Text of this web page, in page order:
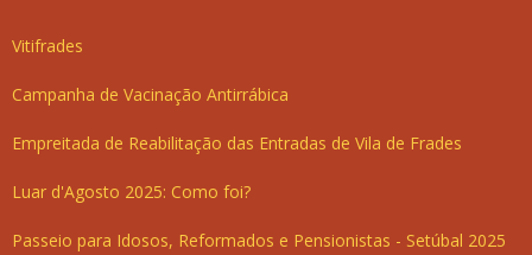
Vitifrades
Campanha de Vacinação Antirrábica
Empreitada de Reabilitação das Entradas de Vila de Frades
Luar d'Agosto 2025: Como foi?
Passeio para Idosos, Reformados e Pensionistas - Setúbal 2025